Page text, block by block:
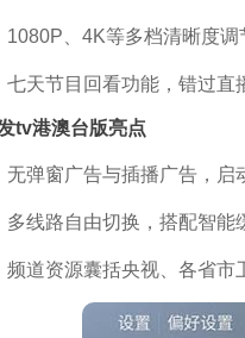
1080P、4K等多档清晰度调
七天节目回看功能，错过直
tv港澳台版亮点
无弹窗广告与插播广告，启
多线路自由切换，搭配智能
频道资源囊括央视、各省市